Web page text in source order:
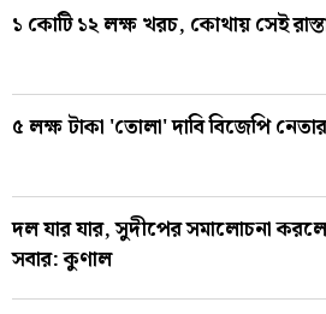
১ কোটি ১২ লক্ষ খরচ, কোথায় সেই
৫ লক্ষ টাকা 'তোলা' দাবি বিজেপি
দল যার যার, সুদীপের সমালোচনা
সবার: কুণাল